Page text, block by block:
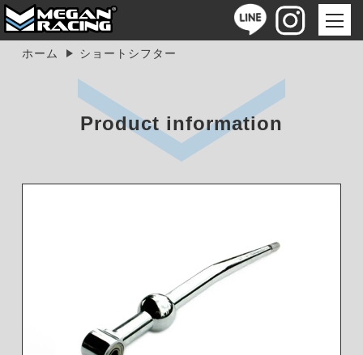
ホーム ショートシフター
Product information